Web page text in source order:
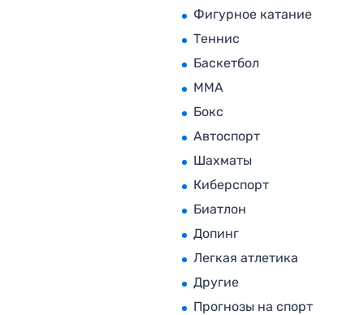
Фигурное катание
Теннис
Баскетбол
MMA
Бокс
Автоспорт
Шахматы
Киберспорт
Биатлон
Допинг
Легкая атлетика
Другие
Прогнозы на спорт